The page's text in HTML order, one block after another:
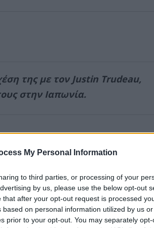
My Personal Information
to third parties, or processing of your
by us, please use the below opt-out
after your opt-out request is processed
on personal information utilized by us
prior to your opt-out. You may separately
της με τον Justin Trudeau,
στην Ιαπωνία.